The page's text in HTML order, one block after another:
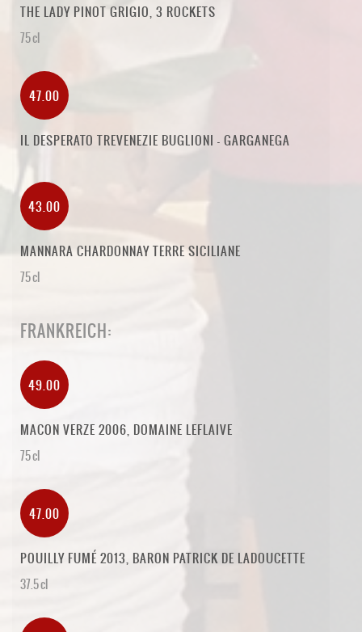
THE LADY PINOT GRIGIO, 3 ROCKETS
75 cl
47.00
IL DESPERATO TREVENEZIE BUGLIONI - GARGANEGA
43.00
MANNARA CHARDONNAY TERRE SICILIANE
75 cl
FRANKREICH:
49.00
MACON VERZE 2006, DOMAINE LEFLAIVE
75 cl
47.00
POUILLY FUMÉ 2013, BARON PATRICK DE LADOUCETTE
37.5 cl